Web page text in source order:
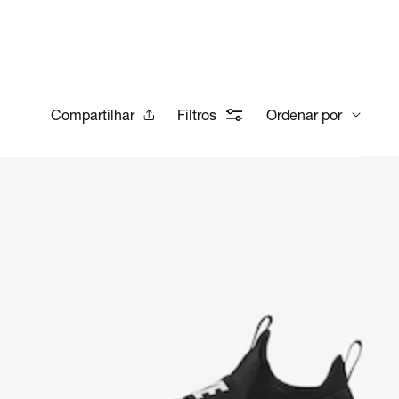
Compartilhar Filtros Ordenar por